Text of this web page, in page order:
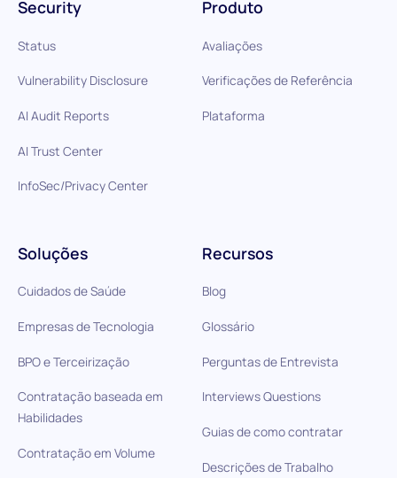
Produto
Avaliações
Verificações de Referência
Plataforma
Soluções
Cuidados de Saúde
Empresas de Tecnologia
BPO e Terceirização
Contratação baseada em
Habilidades
Contratação em Volume
Recursos
Blog
Glossário
Perguntas de Entrevista
Interviews Questions
Guias de como contratar
Descrições de Trabalho
Security
Status
Vulnerability Disclosure
AI Audit Reports
AI Trust Center
InfoSec/Privacy Center